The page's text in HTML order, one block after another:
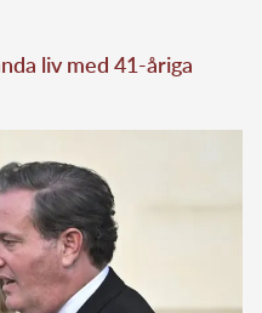
liv med 41-åriga